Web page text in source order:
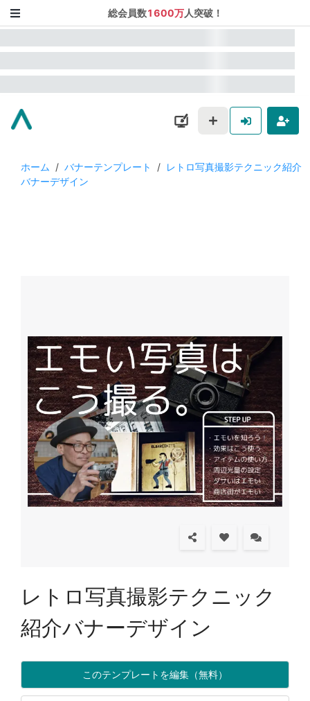
総会員数1600万人突破！
ホーム / バナーテンプレート / レトロ写真撮影テクニック紹介
バナーデザイン
レトロ写真撮影テクニック
紹介バナーデザイン
このテンプレートを編集（無料）